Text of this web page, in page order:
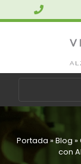
Portada »Blog »
con